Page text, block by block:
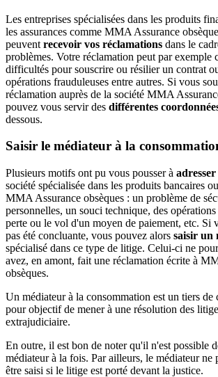
Les entreprises spécialisées dans les produits
les assurances comme MMA Assurance
peuvent recevoir vos réclamations dans le
problèmes. Votre réclamation peut par exemple
difficultés pour souscrire ou résilier un contrat
opérations frauduleuses entre autres. Si vous
réclamation auprès de la société MMA
pouvez vous servir des différentes
dessous.
Saisir le médiateur à la
Plusieurs motifs ont pu vous pousser à
société spécialisée dans les produits bancaires
MMA Assurance obsèques : un problème de
personnelles, un souci technique, des
perte ou le vol d'un moyen de paiement, etc. Si
pas été concluante, vous pouvez alors saisir un
spécialisé dans ce type de litige. Celui-ci ne
avez, en amont, fait une réclamation écrite à
obsèques.
Un médiateur à la consommation est un tiers de
pour objectif de mener à une résolution des
extrajudiciaire.
En outre, il est bon de noter qu'il n'est possible
médiateur à la fois. Par ailleurs, le médiateur ne
être saisi si le litige est porté devant la justice.